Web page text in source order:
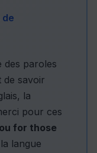
des paroles
de savoir
la
pour ces
for those
langue